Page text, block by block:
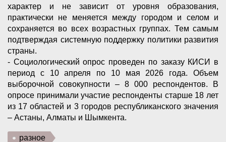
характер и не зависит от уровня образования,
практически не меняется между городом и селом и
сохраняется во всех возрастных группах. Тем самым
подтверждая системную поддержку политики развития
страны.
- Социологический опрос проведен по заказу КИСИ в
период с 10 апреля по 10 мая 2026 года. Объем
выборочной совокупности – 8 000 респондентов. В
опросе принимали участие респонденты старше 18 лет
из 17 областей и 3 городов республиканского значения
– Астаны, Алматы и Шымкента.
разное